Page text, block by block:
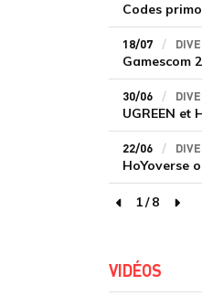
18/07
30/06
22/06
page
1/8
VIDÉOS